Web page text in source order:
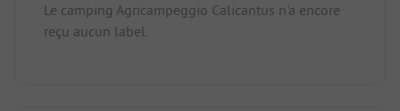
Le camping Agricampeggio Calicantus n'a encore
reçu aucun label.